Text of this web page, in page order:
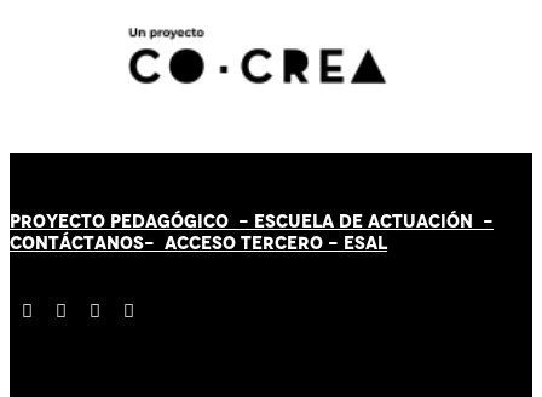
PROYECTO PEDAGÓGICO - ESCUELA DE ACTUACIÓN
-
CONTÁCTANOS- ACCESO TERCERO - ESAL